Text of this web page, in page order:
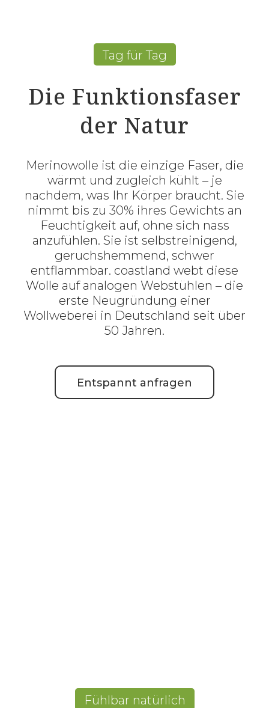
Tag für Tag
Die Funktionsfaser
der Natur
Merinowolle ist die einzige Faser, die
wärmt und zugleich kühlt – je
nachdem, was Ihr Körper braucht. Sie
nimmt bis zu 30% ihres Gewichts an
Feuchtigkeit auf, ohne sich nass
anzufühlen. Sie ist selbstreinigend,
geruchshemmend, schwer
entflammbar. coastland webt diese
Wolle auf analogen Webstühlen – die
erste Neugründung einer
Wollweberei in Deutschland seit über
50 Jahren.
Entspannt anfragen
Fühlbar natürlich